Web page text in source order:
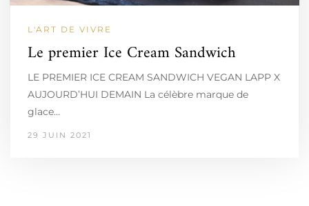
L'ART DE VIVRE
Le premier Ice Cream Sandwich
LE PREMIER ICE CREAM SANDWICH VEGAN LAPP X
AUJOURD’HUI DEMAIN La célèbre marque de
glace…
29 JUIN 2021